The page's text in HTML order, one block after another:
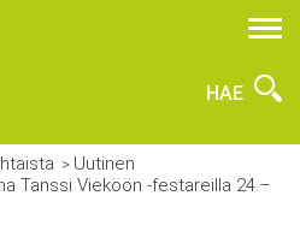
HAE
Uutinen
Tanssi Vieköön -festareilla 24.–